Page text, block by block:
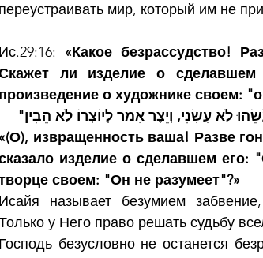
переустраивать мир, который им не
Ис.29:16: «Какое безрассудство!
ли изделие о
произведение о художнике своем:
לֹא עָשָׂנִי, וְיֵצֶר אָמַר לְיוֹצְרוֹ לֹא הֵבִין"
«(О), извращенность ваша! Разве
изделие о сделавшем
своем: "Он не разумеет"?»
Исайя называет безумием
у Него право решать судьбу
Господь безусловно не останется